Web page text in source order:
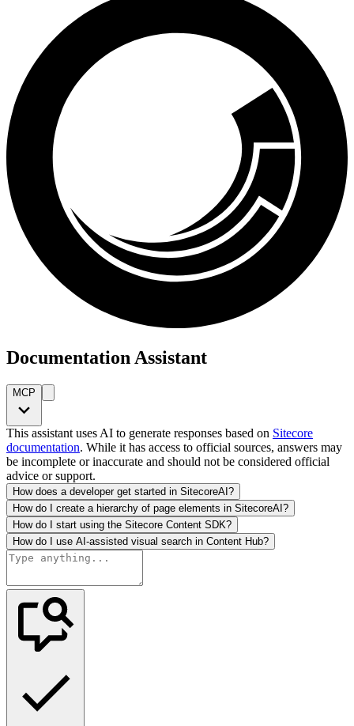
Documentation Assistant
MCP
This assistant uses AI to generate responses based on Sitecore
documentation. While it has access to official sources, answers may
be incomplete or inaccurate and should not be considered official
advice or support.
How does a developer get started in SitecoreAI?
How do I create a hierarchy of page elements in SitecoreAI?
How do I start using the Sitecore Content SDK?
How do I use AI-assisted visual search in Content Hub?